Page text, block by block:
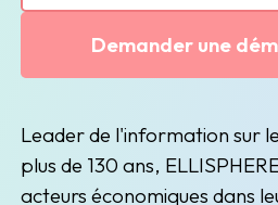
Demander une
Leader de l'information sur
plus de 130 ans,
acteurs économiques dans